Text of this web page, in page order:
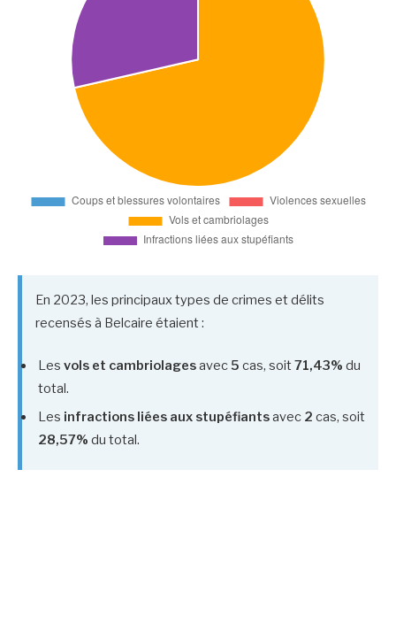
En 2023, les principaux types de crimes et délits
recensés à Belcaire étaient :
Les vols et cambriolagesavec5 cas, soit 71,43% du
total.
Les infractions liées aux stupéfiantsavec 2 cas, soit
28,57% du total.